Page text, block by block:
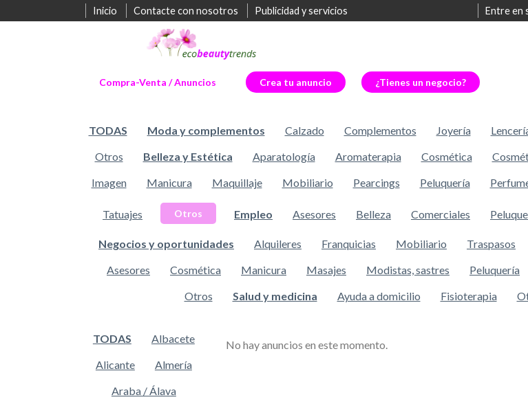
Inicio Contacte con nosotros Publicidad y servicios Entre en
Compra-Venta / Anuncios Crea tu anuncio ¿Tienes un negocio?
TODAS Moda y complementos Calzado Complementos Joyería
Otros
Belleza y Estética Aparatología Aromaterapia Cosmética
Imagen
Manicura Maquillaje Mobiliario Pearcings Peluquería
Tatuajes Otros Empleo Asesores Belleza Comerciales
Negocios y oportunidades Alquileres Franquicias Mobiliario Traspasos
Asesores
Cosmética Manicura Masajes Modistas, sastres Peluquería
Otros
Salud y medicina Ayuda a domicilio Fisioterapia
TODAS
Albacete
Alicante
Almería
Araba / Álava
No hay anuncios en este momento.